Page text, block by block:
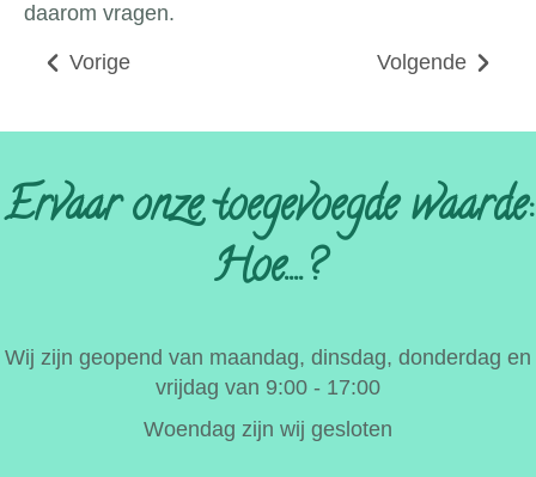
daarom vragen.
Vorige Volgende
Ervaar onze toegevoegde waarde:
Hoe....?
Wij zijn geopend van maandag, dinsdag, donderdag en
vrijdag van 9:00 - 17:00
Woendag zijn wij gesloten